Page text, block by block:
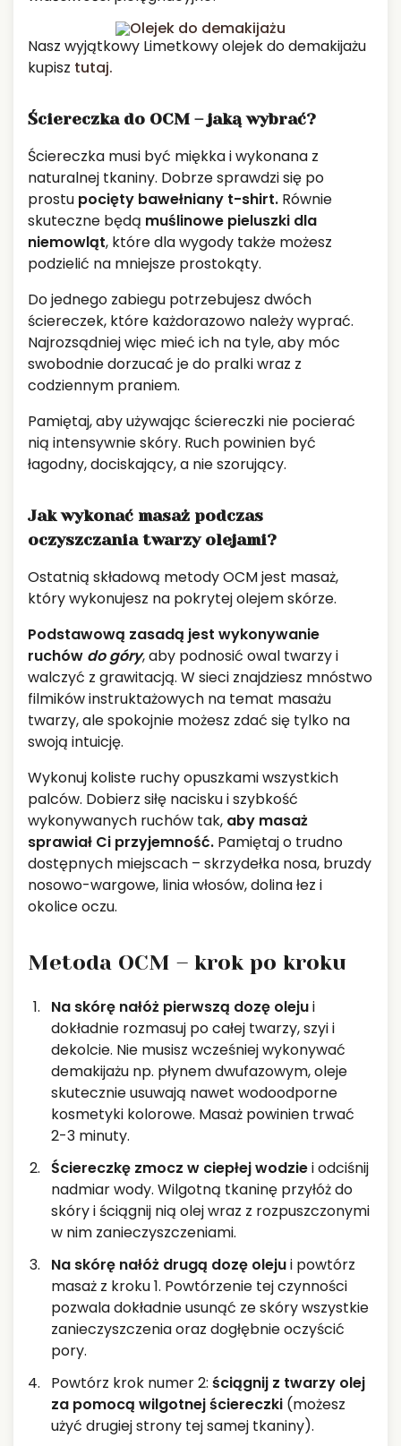
Nasz wyjątkowy Limetkowy olejek do demakijażu
kupisz tutaj.
Ściereczka do OCM – jaką wybrać?
Ściereczka musi być miękka i wykonana z
naturalnej tkaniny. Dobrze sprawdzi się po
prostu pocięty bawełniany t-shirt. Równie
skuteczne będą muślinowe pieluszki dla
niemowląt, które dla wygody także możesz
podzielić na mniejsze prostokąty.
Do jednego zabiegu potrzebujesz dwóch
ściereczek, które każdorazowo należy wyprać.
Najrozsądniej więc mieć ich na tyle, aby móc
swobodnie dorzucać je do pralki wraz z
codziennym praniem.
Pamiętaj, aby używając ściereczki nie pocierać
nią intensywnie skóry. Ruch powinien być
łagodny, dociskający, a nie szorujący.
Jak wykonać masaż podczas
oczyszczania twarzy olejami?
Ostatnią składową metody OCM jest masaż,
który wykonujesz na pokrytej olejem skórze.
Podstawową zasadą jest wykonywanie
ruchów do góry, aby podnosić owal twarzy i
walczyć z grawitacją. W sieci znajdziesz mnóstwo
filmików instruktażowych na temat masażu
twarzy, ale spokojnie możesz zdać się tylko na
swoją intuicję.
Wykonuj koliste ruchy opuszkami wszystkich
palców. Dobierz siłę nacisku i szybkość
wykonywanych ruchów tak, aby masaż
sprawiał Ci przyjemność. Pamiętaj o trudno
dostępnych miejscach – skrzydełka nosa, bruzdy
nosowo-wargowe, linia włosów, dolina łez i
okolice oczu.
Metoda OCM – krok po kroku
Na skórę nałóż pierwszą dozę olejui
dokładnie rozmasuj po całej twarzy, szyi i
dekolcie. Nie musisz wcześniej wykonywać
demakijażu np. płynem dwufazowym, oleje
skutecznie usuwają nawet wodoodporne
kosmetyki kolorowe. Masaż powinien trwać
2-3 minuty.
Ściereczkę zmocz w ciepłej wodziei odciśnij
nadmiar wody. Wilgotną tkaninę przyłóż do
skóry i ściągnij nią olej wraz z rozpuszczonymi
w nim zanieczyszczeniami.
Na skórę nałóż drugą dozę olejui powtórz
masaż z kroku 1. Powtórzenie tej czynności
pozwala dokładnie usunąć ze skóry wszystkie
zanieczyszczenia oraz dogłębnie oczyścić
pory.
Powtórz krok numer 2: ściągnij z twarzy olej
za pomocą wilgotnej ściereczki (możesz
użyć drugiej strony tej samej tkaniny).